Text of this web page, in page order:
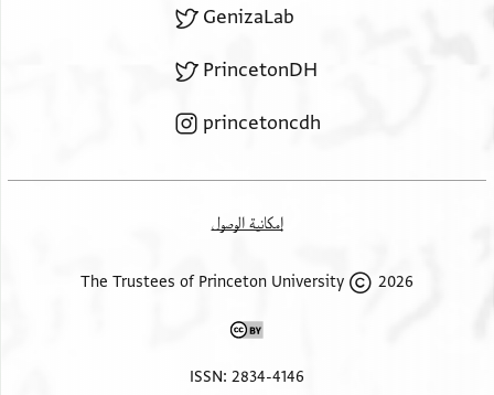
GenizaLab
PrincetonDH
princetoncdh
إمكانية الوصول
2026 The Trustees of Princeton University
ISSN: 2834-4146